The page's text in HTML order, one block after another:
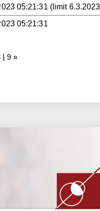
05:21:31 (limit
05:21:31
|9 »